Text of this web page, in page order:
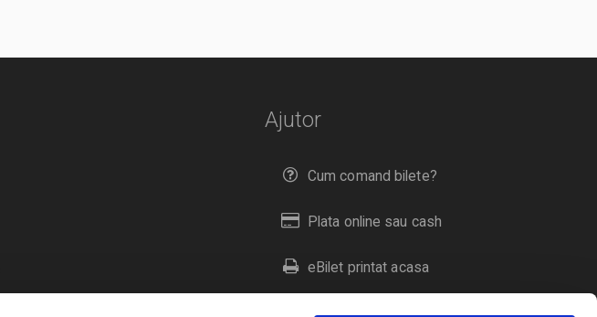
Ajutor
Cum comand bilete?
Plata online sau cash
eBilet printat acasa
Livrare prin curier